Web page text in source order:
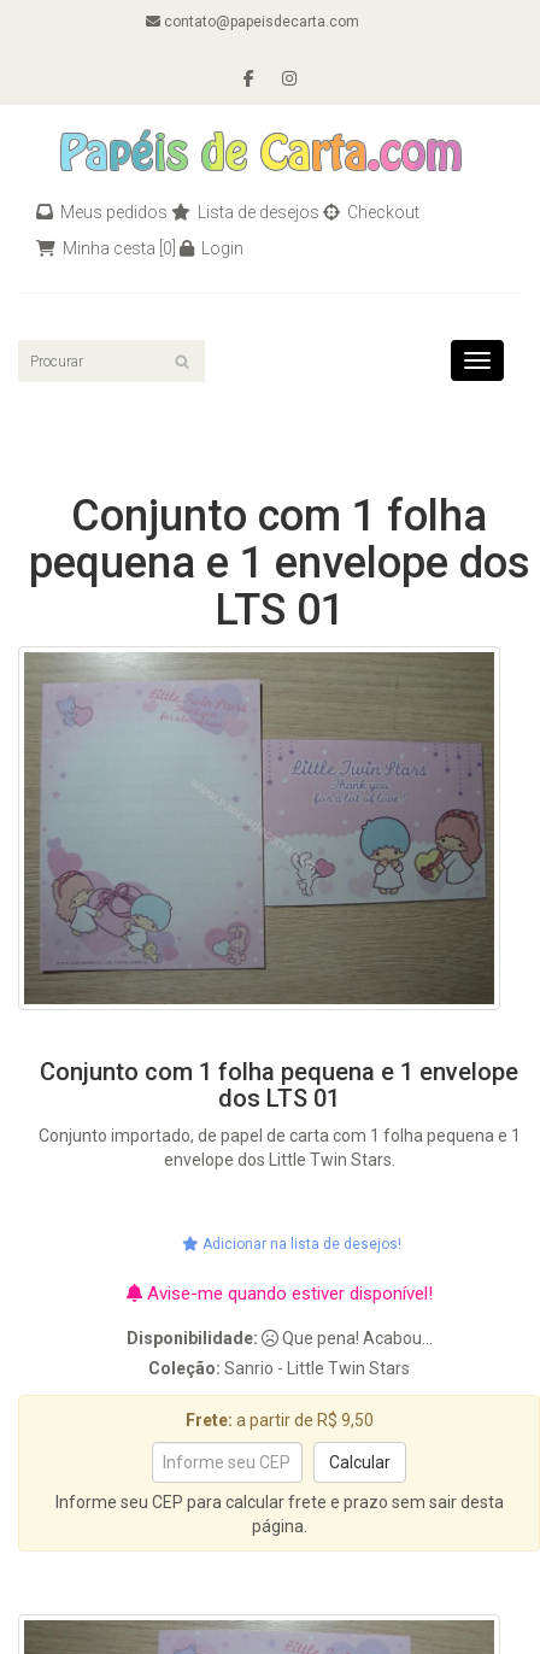
contato@papeisdecarta.com
Meus pedidos Lista de desejos
Checkout
Minha cesta [0] Login
Toggle
Conjunto com 1 folha
pequena e 1 envelope dos
LTS 01
Conjunto com 1 folha pequena e 1 envelope
dos LTS 01
Conjunto importado, de papel de carta com 1 folha pequena e 1
envelope dos Little Twin Stars.
Adicionar na lista de desejos!
Avise-me quando estiver disponível!
Disponibilidade:
Que pena! Acabou...
Coleção: Sanrio - Little Twin Stars
Frete: a partir de R$ 9,50
Informe seu CEP para calcular frete e prazo sem sair desta
página.